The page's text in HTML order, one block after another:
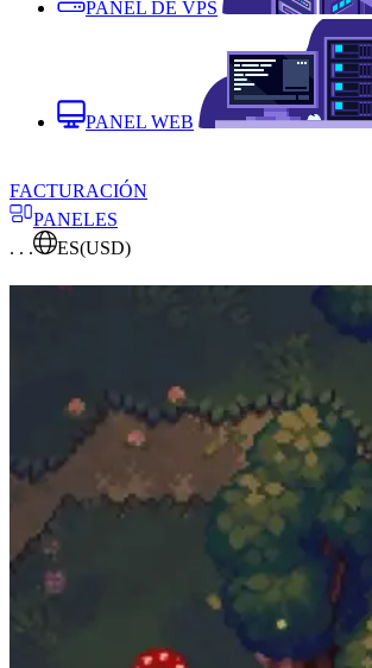
PANEL DE VPS
PANEL WEB
FACTURACIÓN
PANELES
. . .
ES(USD)